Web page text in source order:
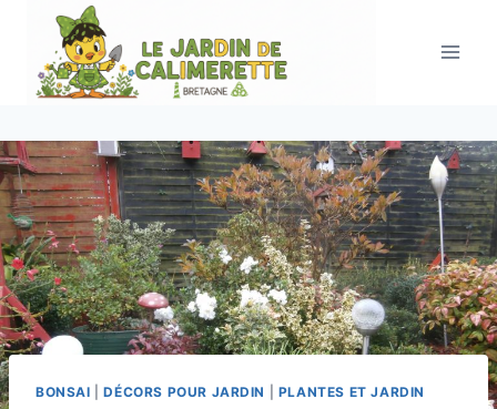
contenu
BONSAI |DÉCORS POUR JARDIN PLANTES ET JARDIN